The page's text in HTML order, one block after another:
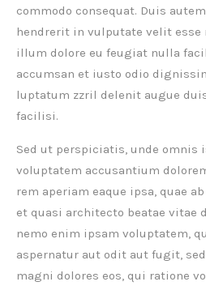
commodo consequat. Duis
hendrerit in vulputate velit esse
illum dolore eu feugiat nulla
accumsan et iusto odio
luptatum zzril delenit augue
facilisi.
Sed ut perspiciatis, unde omnis
voluptatem accusantium
rem aperiam eaque ipsa, quae
et quasi architecto beatae vitae
nemo enim ipsam voluptatem,
aspernatur aut odit aut fugit,
magni dolores eos, qui ratione